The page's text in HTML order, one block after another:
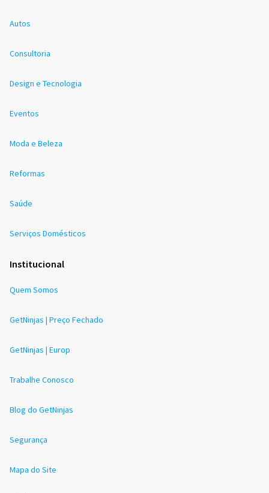
Autos
Consultoria
Design e Tecnologia
Eventos
Moda e Beleza
Reformas
Saúde
Serviços Domésticos
Institucional
Quem Somos
GetNinjas | Preço Fechado
GetNinjas | Europ
Trabalhe Conosco
Blog do GetNinjas
Segurança
Mapa do Site